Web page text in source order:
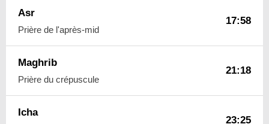
Asr
Prière de l'après-mid
17:58
Maghrib
Prière du crépuscule
21:18
Icha
23:25